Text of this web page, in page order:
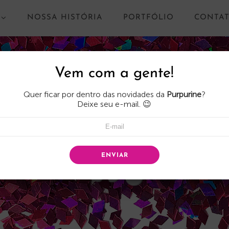
NOSSA HISTÓRIA PORTFÓLIO
Vem com a gente!
Quer ficar por dentro das novidades da Purpurine?
Deixe seu e-mail. 😉
ENVIAR